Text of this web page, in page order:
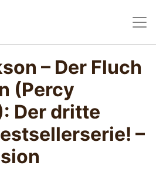
– Der Fluch
(Percy
Der dritte
–